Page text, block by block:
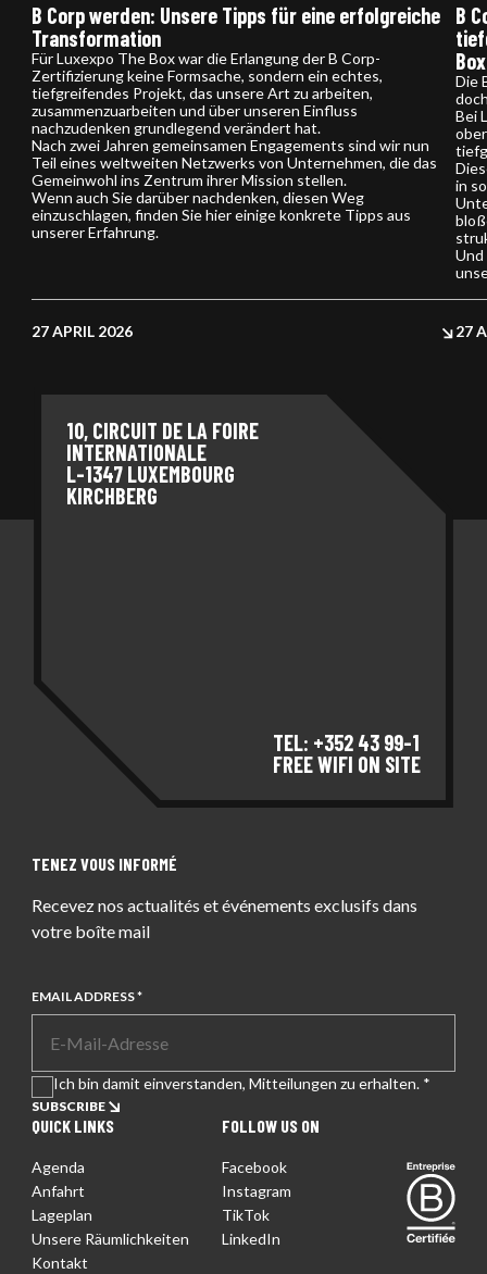
B Corp werden: Unsere Tipps für eine erfolgreiche
Transformation
Für Luxexpo The Box war die Erlangung der B Corp-
Zertifizierung keine Formsache, sondern ein echtes,
tiefgreifendes Projekt, das unsere Art zu arbeiten,
zusammenzuarbeiten und über unseren Einfluss
nachzudenken grundlegend verändert hat.
Nach zwei Jahren gemeinsamen Engagements sind wir nun
Teil eines weltweiten Netzwerks von Unternehmen, die das
Gemeinwohl ins Zentrum ihrer Mission stellen.
Wenn auch Sie darüber nachdenken, diesen Weg
einzuschlagen, finden Sie hier einige konkrete Tipps aus
unserer Erfahrung.
27 APRIL 2026
B
Box
Die
Bei
in
27
10, CIRCUIT DE LA FOIRE
INTERNATIONALE
L-1347 LUXEMBOURG
KIRCHBERG
TEL: +352 43 99-1
FREE WIFI ON SITE
TENEZ VOUS INFORMÉ
Recevez nos actualités et événements exclusifs dans
votre boîte mail
EMAIL ADDRESS *
Ich bin damit einverstanden, Mitteilungen zu erhalten. *
SUBSCRIBE
QUICK LINKS
Agenda
Anfahrt
Lageplan
Unsere Räumlichkeiten
Kontakt
FOLLOW US ON
Facebook
Instagram
TikTok
LinkedIn
Entreprise certifiée